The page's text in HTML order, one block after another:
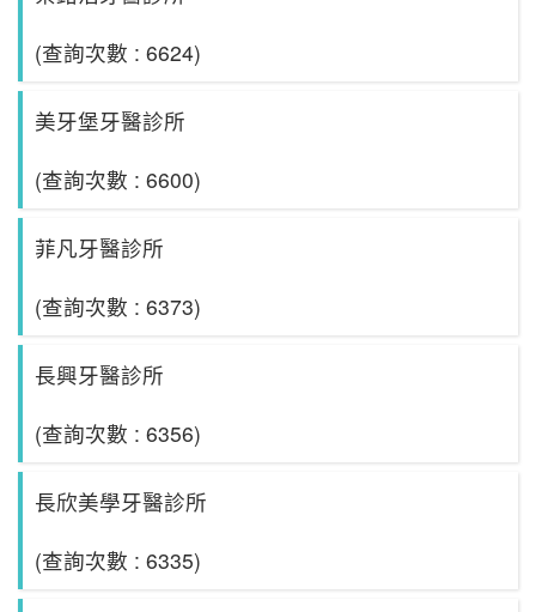
(查詢次數 : 6624)
美牙堡牙醫診所
(查詢次數 : 6600)
菲凡牙醫診所
(查詢次數 : 6373)
長興牙醫診所
(查詢次數 : 6356)
長欣美學牙醫診所
(查詢次數 : 6335)